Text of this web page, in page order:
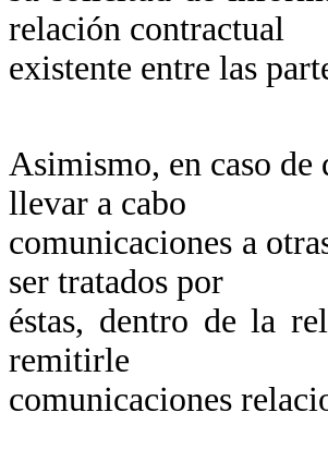
relación contractual
existente entre las
Asimismo, en caso de
llevar a cabo
comunicaciones a
ser tratados por
éstas, dentro de la
remitirle
comunicaciones